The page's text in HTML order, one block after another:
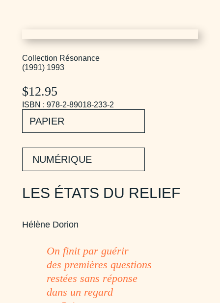
Collection Résonance
(1991) 1993
$12.95
ISBN : 978-2-89018-233-2
PAPIER
NUMÉRIQUE
LES ÉTATS DU RELIEF
Hélène Dorion
On finit par guérir
des premières questions
restées sans réponse
dans un regard